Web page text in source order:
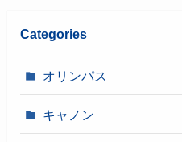
Categories
オリンパス
キャノン